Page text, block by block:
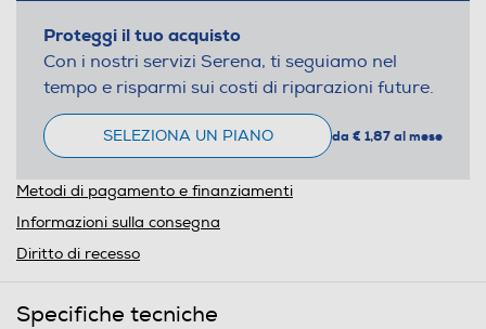
Proteggi il tuo acquisto
Con i nostri servizi Serena, ti seguiamo nel
tempo e risparmi sui costi di riparazioni future.
SELEZIONA UN PIANO da € 1,87 al mese
Metodi di pagamento e finanziamenti
Informazioni sulla consegna
Diritto di recesso
Specifiche tecniche